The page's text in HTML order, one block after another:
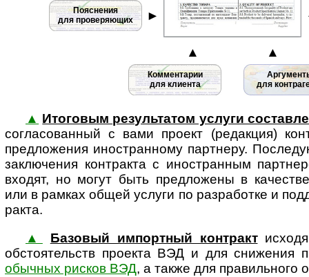
Пояснения
для проверяющих
►
▲ ▲
Комментарии
для клиента
для
▲ Итоговым результатом услуги
согла­со­ван­ный с вами про­ект (редак­ция)
пред­ло­же­ния ино­ст­ран­ному парт­неру.
заклю­че­ния кон­т­ра­кта с ино­ст­ран­ным
вхо­дят, но могут быть пред­ло­жены в
или в рам­ках общей услуги по раз­ра­бо­тке и
ракта.
▲
Базовый импортный контрактисходя
обсто­я­тельств про­екта ВЭД и для сниже­ния
обыч­ных рис­ков ВЭД, а также для пра­ви­ль­ного